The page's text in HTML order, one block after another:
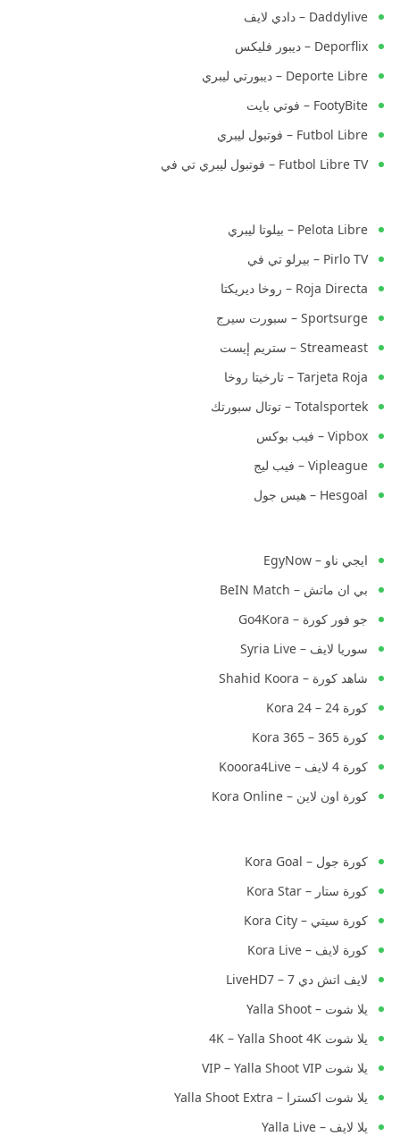
Daddylive – دادي لايف
Deporflix – ديبور فليكس
Deporte Libre – ديبورتي ليبري
FootyBite – فوتي بايت
Futbol Libre – فوتبول ليبري
Futbol Libre TV – فوتبول ليبري تي في
Pelota Libre – بيلوتا ليبري
Pirlo TV – بيرلو تي في
Roja Directa – روخا ديريكتا
Sportsurge – سبورت سيرج
Streameast – ستريم إيست
Tarjeta Roja – تارخيتا روخا
Totalsportek – توتال سبورتك
Vipbox – فيب بوكس
Vipleague – فيب ليج
Hesgoal – هيس جول
ايجي ناو – EgyNow
بي ان ماتش – BeIN Match
جو فور كورة – Go4Kora
سوريا لايف – Syria Live
شاهد كورة – Shahid Koora
كورة 24 – Kora 24
كورة 365 – Kora 365
كورة 4 لايف – Kooora4Live
كورة اون لاين – Kora Online
كورة جول – Kora Goal
كورة ستار – Kora Star
كورة سيتي – Kora City
كورة لايف – Kora Live
لايف اتش دي 7 – LiveHD7
يلا شوت – Yalla Shoot
يلا شوت 4K – Yalla Shoot 4K
يلا شوت VIP – Yalla Shoot VIP
يلا شوت اكسترا – Yalla Shoot Extra
يلا لايف – Yalla Live